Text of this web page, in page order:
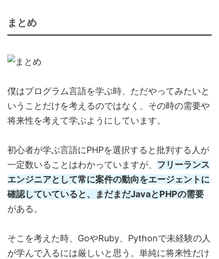
まとめ
僕はプログラム言語を学ぶ時、ただやってみたいと
いうことだけを考えるのではなく、その時の需要や
将来性を考えて学ぶようにしています。
初心者が学ぶ言語にPHPを選択すると批判する人が
一定数いることはわかっていますが、 フリーランス
エンジニアとして常に案件の動向をエージェントに
確認していていると、まだまだJavaとPHPの需要
がある。
そこを考えた時、GoやRuby、Pythonで未経験の人
が学んで入るには厳しいと思う。単純に将来性だけ